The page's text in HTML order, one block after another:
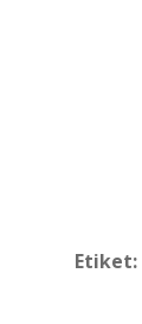
Etiket: